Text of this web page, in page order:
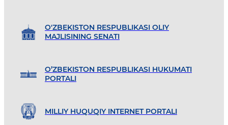
O'ZBEKISTON RESPUBLIKASI OLIY
MAJLISINING SENATI
O’ZBEKISTON RESPUBLIKASI HUKUMATI
PORTALI
MILLIY HUQUQIY INTERNET PORTALI